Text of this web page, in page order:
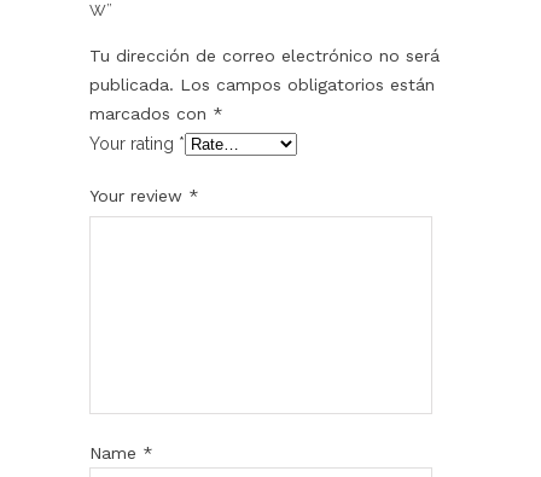
W”
Tu dirección de correo electrónico no será
publicada. Los campos obligatorios están
marcados con *
Your rating *
Your review *
Name *